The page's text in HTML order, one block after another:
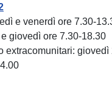
e venerdì ore 7.30-
giovedì ore 7.30-18.30
extracomunitari: giovedì